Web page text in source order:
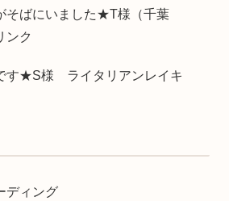
そばにいました★T様（千葉
ンク
す★S様 ライタリアンレイキ
ディング